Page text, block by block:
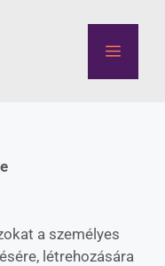
a személyes
létrehozására